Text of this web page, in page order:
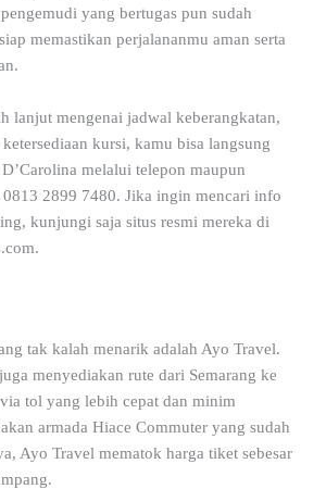
yang bertugas pun sudah
memastikan perjalananmu aman serta
lanjut mengenai jadwal keberangkatan,
kursi, kamu bisa langsung
melalui telepon maupun
2899 7480. Jika ingin mencari info
kunjungi saja situs resmi mereka di
tak kalah menarik adalah Ayo Travel.
menyediakan rute dari Semarang ke
tol yang lebih cepat dan minim
armada Hiace Commuter yang sudah
Ayo Travel mematok harga tiket sebesar